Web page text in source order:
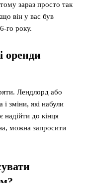
зараз просто так
він у вас був
го року.
оренди
Лендлорд або
і зміни, які набули
надійти до кінця
можна запросити